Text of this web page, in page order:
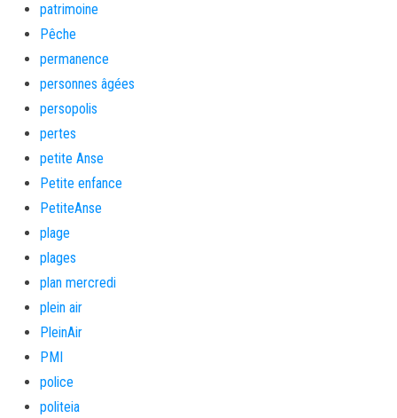
patrimoine
Pêche
permanence
personnes âgées
persopolis
pertes
petite Anse
Petite enfance
PetiteAnse
plage
plages
plan mercredi
plein air
PleinAir
PMI
police
politeia